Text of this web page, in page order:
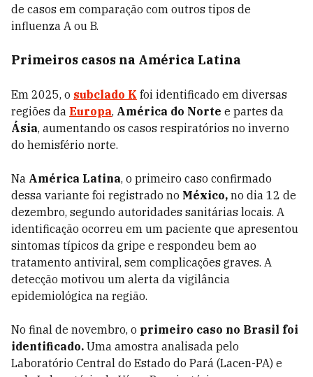
de casos em comparação com outros tipos de
influenza A ou B.
Primeiros casos na América Latina
Em 2025, o subclado K foi identificado em diversas
regiões da Europa, América do Norte e partes da
Ásia, aumentando os casos respiratórios no inverno
do hemisfério norte.
Na América Latina, o primeiro caso confirmado
dessa variante foi registrado no México, no dia 12 de
dezembro, segundo autoridades sanitárias locais. A
identificação ocorreu em um paciente que apresentou
sintomas típicos da gripe e respondeu bem ao
tratamento antiviral, sem complicações graves. A
detecção motivou um alerta da vigilância
epidemiológica na região.
No final de novembro, o primeiro caso no Brasil foi
identificado. Uma amostra analisada pelo
Laboratório Central do Estado do Pará (Lacen-PA) e